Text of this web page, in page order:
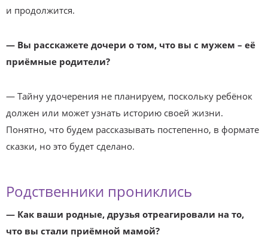
и продолжится.
— Вы расскажете дочери о том, что вы с мужем – её
приёмные родители?
— Тайну удочерения не планируем, поскольку ребёнок
должен или может узнать историю своей жизни.
Понятно, что будем рассказывать постепенно, в формате
сказки, но это будет сделано.
Родственники прониклись
— Как ваши родные, друзья отреагировали на то,
что вы стали приёмной мамой?